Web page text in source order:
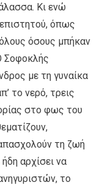
Κι ενώ
όπως
όσους μπήκαν
Σοφοκλής
με τη γυναίκα
το νερό, τρεις
στο φως του
τη ζωή
αρχίσει να
το